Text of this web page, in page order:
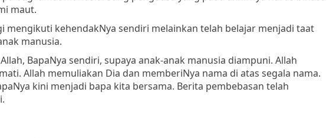
maut.
mengikuti kehendakNya sendiri melainkan telah belajar menjadi taat
manusia.
BapaNya sendiri, supaya anak-anak manusia diampuni. Allah
Allah memuliakan Dia dan memberiNya nama di atas segala nama.
kini menjadi bapa kita bersama. Berita pembebasan telah